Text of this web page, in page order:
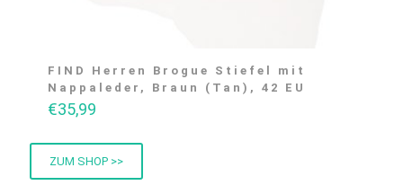
FIND Herren Brogue Stiefel mit
Nappaleder, Braun (Tan), 42 EU
€35,99
ZUM SHOP >>